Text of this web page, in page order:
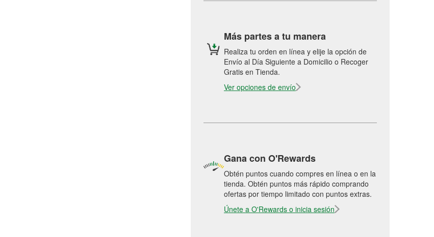
Más partes a tu manera
Realiza tu orden en línea y elije la opción de
Envío al Día Siguiente a Domicilio o Recoger
Gratis en Tienda.
Ver opciones de envío
Gana con O'Rewards
Obtén puntos cuando compres en línea o en la
tienda. Obtén puntos más rápido comprando
ofertas por tiempo limitado con puntos extras.
Únete a O'Rewards o inicia sesión